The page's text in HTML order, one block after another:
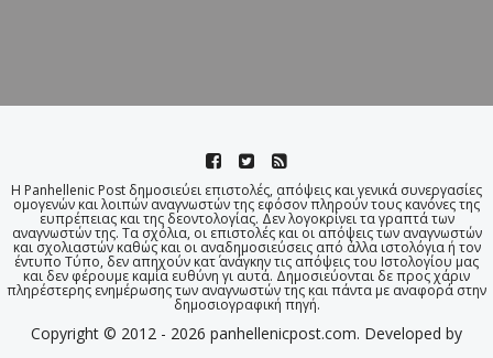
Η Panhellenic Post δημοσιεύει επιστολές, απόψεις και γενικά συνεργασίες
ομογενών και λοιπών αναγνωστών της εφόσον πληρούν τους κανόνες της
ευπρέπειας και της δεοντολογίας. Δεν λογοκρίνει τα γραπτά των
αναγνωστών της. Τα σχόλια, οι επιστολές και οι απόψεις των αναγνωστών
και σχολιαστών καθώς και οι αναδημοσιεύσεις από άλλα ιστολόγια ή τον
έντυπο Τύπο, δεν απηχούν κατ΄ ανάγκην τις απόψεις του Ιστολογίου μας
και δεν φέρουμε καμία ευθύνη γι αυτά. Δημοσιεύονται δε προς χάριν
πληρέστερης ενημέρωσης των αναγνωστών της και πάντα με αναφορά στην
δημοσιογραφική πηγή.
Copyright © 2012 - 2026 panhellenicpost.com. Developed by